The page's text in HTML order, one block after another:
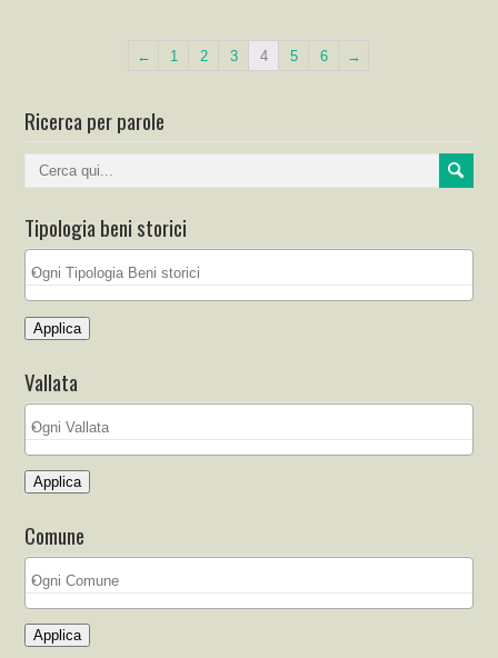
← 1 2 3 4 5 6 →
Ricerca per parole
Tipologia beni storici
Applica
Vallata
Applica
Comune
Applica